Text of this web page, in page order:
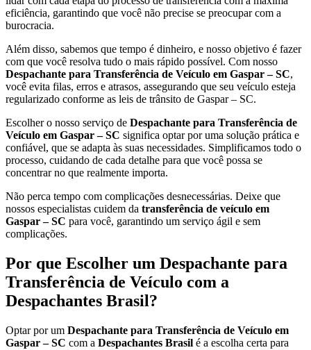
eficiência, garantindo que você não precise se preocupar com a
burocracia.
Além disso, sabemos que tempo é dinheiro, e nosso objetivo é fazer
com que você resolva tudo o mais rápido possível. Com nosso
Despachante para Transferência de Veículo em Gaspar – SC,
você evita filas, erros e atrasos, assegurando que seu veículo esteja
regularizado conforme as leis de trânsito de Gaspar – SC.
Escolher o nosso serviço de Despachante para Transferência de
Veículo em Gaspar – SC significa optar por uma solução prática e
confiável, que se adapta às suas necessidades. Simplificamos todo o
processo, cuidando de cada detalhe para que você possa se
concentrar no que realmente importa.
Não perca tempo com complicações desnecessárias. Deixe que
nossos especialistas cuidem da transferência de veículo em
Gaspar – SC para você, garantindo um serviço ágil e sem
complicações.
Por que Escolher um Despachante para
Transferência de Veículo com a
Despachantes Brasil?
Optar por um Despachante para Transferência de Veículo em
Gaspar – SC com a Despachantes Brasil é a escolha certa para